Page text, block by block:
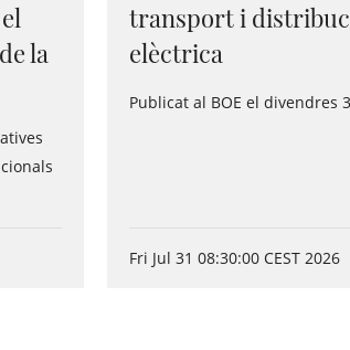
la
transport i
elèctrica
Publicat al BOE el divendres
Fri Jul 31 08:30:00 CEST 2026